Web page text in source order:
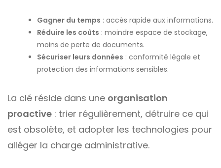
Gagner du temps : accès rapide aux informations.
Réduire les coûts : moindre espace de stockage,
moins de perte de documents.
Sécuriser leurs données : conformité légale et
protection des informations sensibles.
La clé réside dans une organisation
proactive : trier régulièrement, détruire ce qui
est obsolète, et adopter les technologies pour
alléger la charge administrative.